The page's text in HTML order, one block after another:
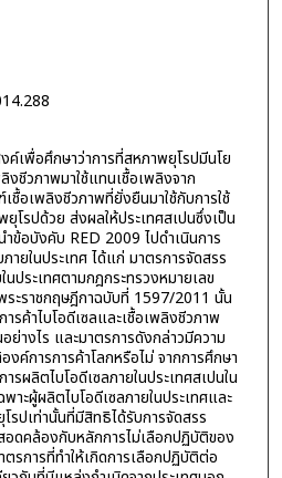
เพื่อศึกษาว่าการที่สหภาพยุโรปมีนโย
งชีวภาพมาใช้แทนเชื้อเพลิงจาก
ชื้อเพลิงชีวภาพที่ยั่งยืนมาใช้กับการใช้
โรปด้วย ส่งผลให้ประเทศสเปนซึ่งเป็น
ข้อบังคับ RED 2009 ไปดำเนินการ
ายในประเทศ ได้แก่ มาตรการจัดสรร
นประเทศตามกฎกระทรวงหมายเลข
ะราชกฤษฎีกาฉบับที่ 1597/2011 นั้น
รค้าไบโอดีเซลและเชื้อเพลิงชีวภาพ
ย่างไร และมาตรการดังกล่าวมีความ
ค์การการค้าโลกหรือไม่ จากการศึกษา
รผลิตไบโอดีเซลภายในประเทศสเปนใน
าะผู้ผลิตไบโอดีเซลภายในประเทศและ
รปเท่านั้นที่มีสิทธิได้รับการจัดสรร
อดคล้องกับหลักการไม่เลือกปฏิบัติของ
รการที่ทำให้เกิดการเลือกปฏิบัติต่อ